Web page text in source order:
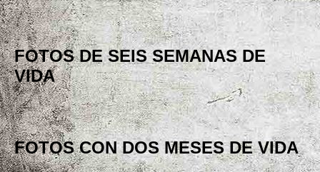
FOTOS DE SEIS SEMANAS DE
VIDA
FOTOS CON DOS MESES DE VIDA